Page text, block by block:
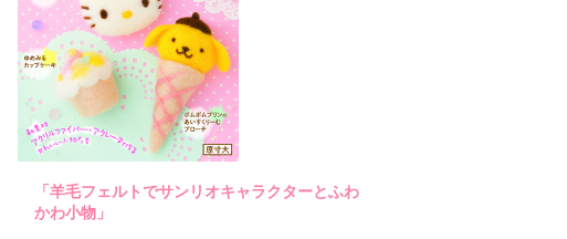
「羊毛フェルトでサンリオキャラクターとふわ
かわ小物」